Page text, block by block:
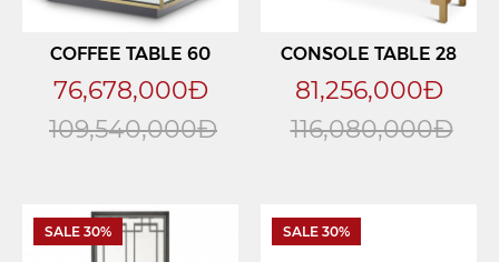
COFFEE TABLE 60
76,678,000Đ
109,540,000Đ
CONSOLE TABLE 28
81,256,000Đ
116,080,000Đ
SALE 30% SALE 30%